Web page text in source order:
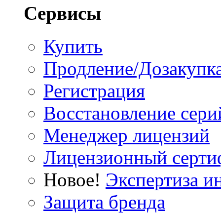
Сервисы
Купить
Продление/
Регистрация
Восстановление
Менеджер лицензий
Лицензионный
Новое! Экспертиза
Защита бренда